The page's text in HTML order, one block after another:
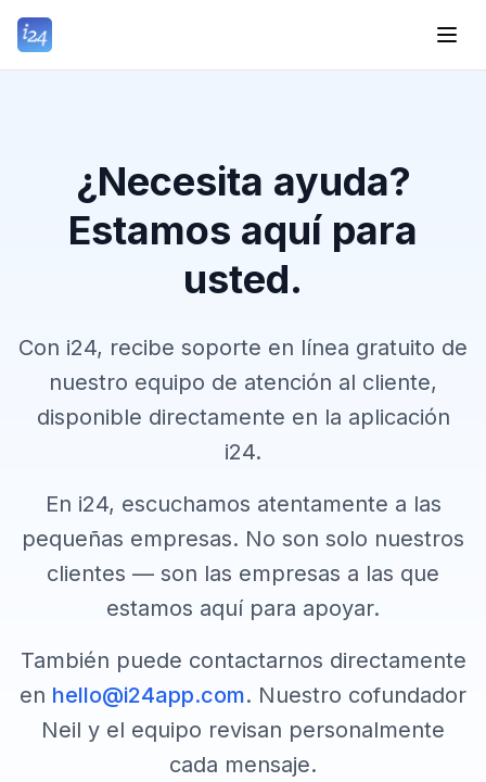
¿Necesita ayuda?
Estamos aquí para
usted.
Con i24, recibe soporte en línea gratuito de
nuestro equipo de atención al cliente,
disponible directamente en la aplicación
i24.
En i24, escuchamos atentamente a las
pequeñas empresas. No son solo nuestros
clientes — son las empresas a las que
estamos aquí para apoyar.
También puede contactarnos directamente
en hello@i24app.com. Nuestro cofundador
Neil y el equipo revisan personalmente
cada mensaje.